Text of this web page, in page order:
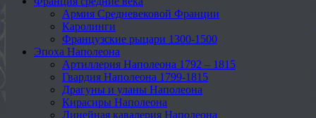
Армия Средневековой Франции
Каролинги
Французские рыцари 1300-1500
Эпоха Наполеона
Артиллерия Наполеона 1792 – 1815
Гвардия Наполеона 1799-1815
Драгуны и уланы Наполеона
Кирасиры Наполеона
Линейная кавалерия Наполеона